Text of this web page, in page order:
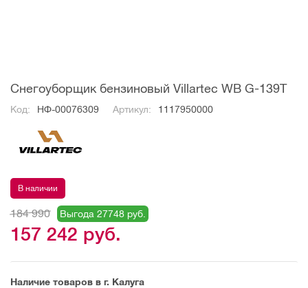
Снегоуборщик бензиновый Villartec WB G-139T
Код: НФ-00076309 Артикул: 1117950000
В наличии
184 990 Выгода 27748 руб.
157 242 руб.
Наличие товаров в г. Калуга